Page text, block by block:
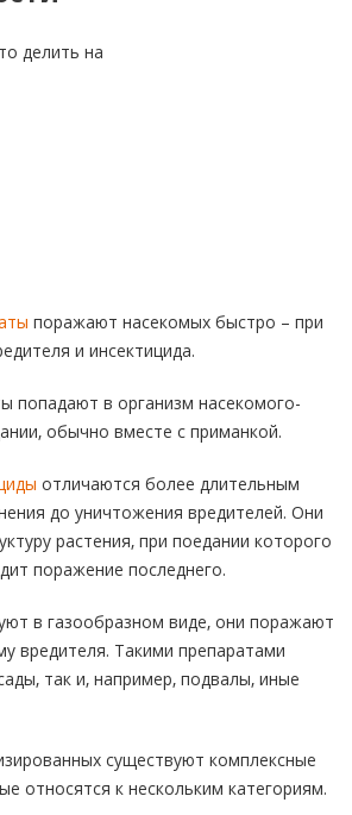
делить на
поражают насекомых быстро – при
и инсектицида.
попадают в организм насекомого-
обычно вместе с приманкой.
отличаются более длительным
до уничтожения вредителей. Они
растения, при поедании которого
поражение последнего.
в газообразном виде, они поражают
вредителя. Такими препаратами
так и, например, подвалы, иные
существуют комплексные
относятся к нескольким категориям.